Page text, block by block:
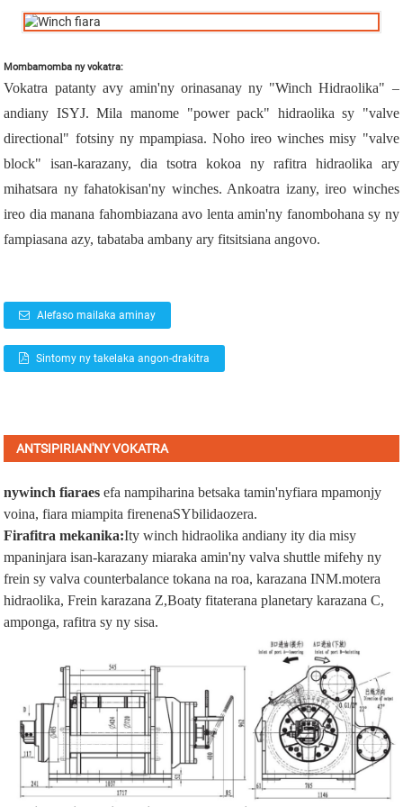
Mombamomba ny vokatra:
Vokatra patanty avy amin'ny orinasanay ny "Winch Hidraolika" –
andiany ISYJ. Mila manome "power pack" hidraolika sy "valve
directional" fotsiny ny mpampiasa. Noho ireo winches misy "valve
block" isan-karazany, dia tsotra kokoa ny rafitra hidraolika ary
mihatsara ny fahatokisan'ny winches. Ankoatra izany, ireo winches
ireo dia manana fahombiazana avo lenta amin'ny fanombohana sy ny
fampiasana azy, tabataba ambany ary fitsitsiana angovo.
Alefaso mailaka aminay
Sintomy ny takelaka angon-drakitra
ANTSIPIRIAN'NY VOKATRA
nywinch fiaraesefa nampiharina betsaka tamin'nyfiara mpamonjy
voina,fiara miampita firenenaSYbilidaozera.
Firafitra mekanika:Ity winch hidraolika andiany ity dia misy
mpaninjara isan-karazany miaraka amin'ny valva shuttle mifehy ny
frein sy valva counterbalance tokana na roa, karazana INM.motera
hidraolika,Frein karazana Z,Boaty fitaterana planetary karazana C,
amponga, rafitra sy ny sisa.